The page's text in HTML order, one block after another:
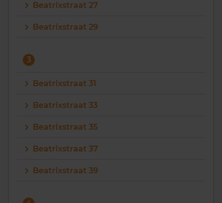
Beatrixstraat 27
Beatrixstraat 29
3
Beatrixstraat 31
Beatrixstraat 33
Beatrixstraat 35
Beatrixstraat 37
Beatrixstraat 39